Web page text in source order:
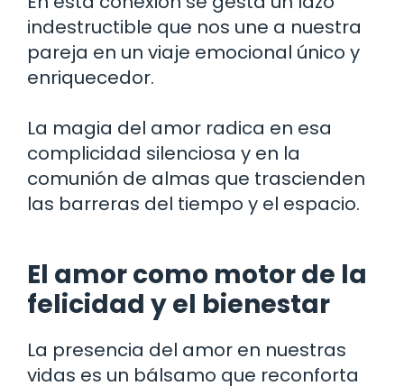
indestructible que nos une a nuestra
pareja en un viaje emocional único y
enriquecedor.
La magia del amor radica en esa
complicidad silenciosa y en la
comunión de almas que trascienden
las barreras del tiempo y el espacio.
El amor como motor de la
felicidad y el bienestar
La presencia del amor en nuestras
vidas es un bálsamo que reconforta